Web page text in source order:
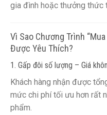
gia đình hoặc thưởng thức
Vì Sao Chương Trình
Được Yêu Thích?
1. Gấp đôi số lượng – Giá
Khách hàng nhận được
mức chi phí tối ưu hơn rất
phẩm.